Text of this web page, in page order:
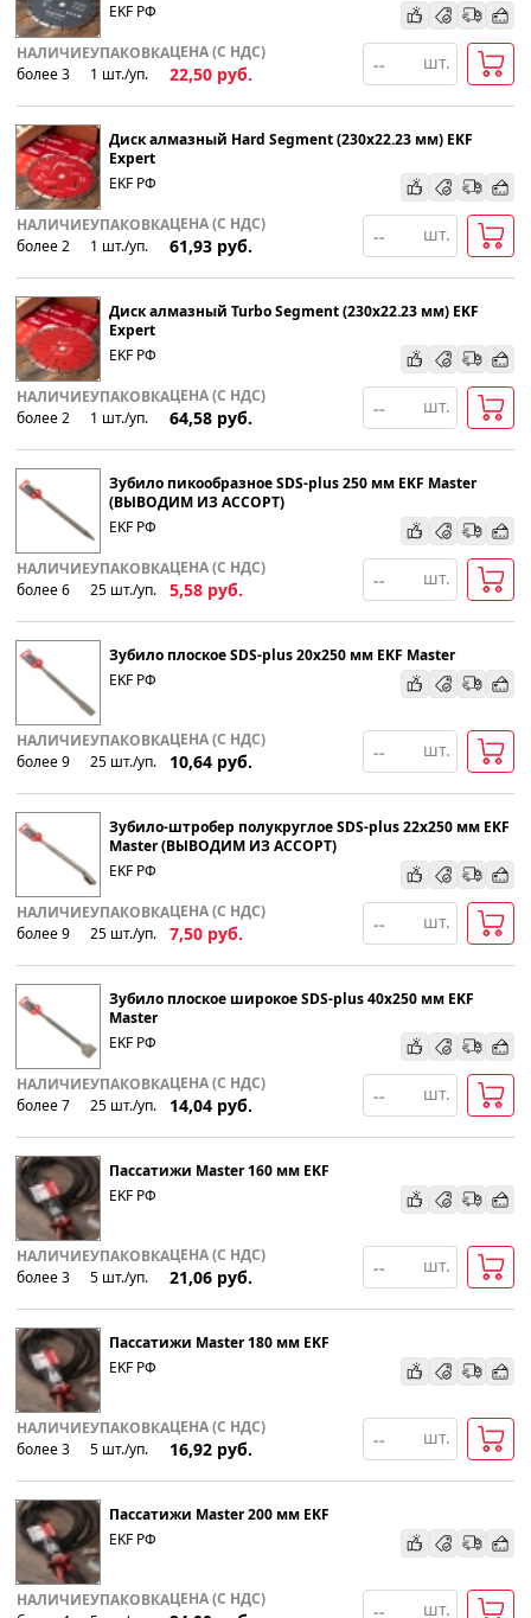
EKF РФ
НАЛИЧИЕ
более 3
УПАКОВКА
1 шт./уп.
ЦЕНА (С НДС)
22,50 руб.
шт.
Диск алмазный Hard Segment (230х22.23 мм) EKF
Expert
EKF РФ
НАЛИЧИЕ
более 2
УПАКОВКА
1 шт./уп.
ЦЕНА (С НДС)
61,93 руб.
шт.
Диск алмазный Turbo Segment (230х22.23 мм) EKF
Expert
EKF РФ
НАЛИЧИЕ
более 2
УПАКОВКА
1 шт./уп.
ЦЕНА (С НДС)
64,58 руб.
шт.
Зубило пикообразное SDS-plus 250 мм EKF Master
(ВЫВОДИМ ИЗ АССОРТ)
EKF РФ
НАЛИЧИЕ
более 6
УПАКОВКА
25 шт./уп.
ЦЕНА (С НДС)
5,58 руб.
шт.
Зубило плоское SDS-plus 20х250 мм EKF Master
EKF РФ
НАЛИЧИЕ
более 9
УПАКОВКА
25 шт./уп.
ЦЕНА (С НДС)
10,64 руб.
шт.
Зубило-штробер полукруглое SDS-plus 22х250 мм EKF
Master (ВЫВОДИМ ИЗ АССОРТ)
EKF РФ
НАЛИЧИЕ
более 9
УПАКОВКА
25 шт./уп.
ЦЕНА (С НДС)
7,50 руб.
шт.
Зубило плоское широкое SDS-plus 40х250 мм EKF
Master
EKF РФ
НАЛИЧИЕ
более 7
УПАКОВКА
25 шт./уп.
ЦЕНА (С НДС)
14,04 руб.
шт.
Пассатижи Master 160 мм EKF
EKF РФ
НАЛИЧИЕ
более 3
УПАКОВКА
5 шт./уп.
ЦЕНА (С НДС)
21,06 руб.
шт.
Пассатижи Master 180 мм EKF
EKF РФ
НАЛИЧИЕ
более 3
УПАКОВКА
5 шт./уп.
ЦЕНА (С НДС)
16,92 руб.
шт.
Пассатижи Master 200 мм EKF
EKF РФ
НАЛИЧИЕУПАКОВКАЦЕНА (С НДС) шт.